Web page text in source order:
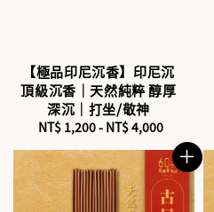
【極品印尼沉香】印尼沉
頂級沉香｜天然純粹 醇厚
深沉｜打坐/敬神
Regular
NT$ 1,200- NT$ 4,000